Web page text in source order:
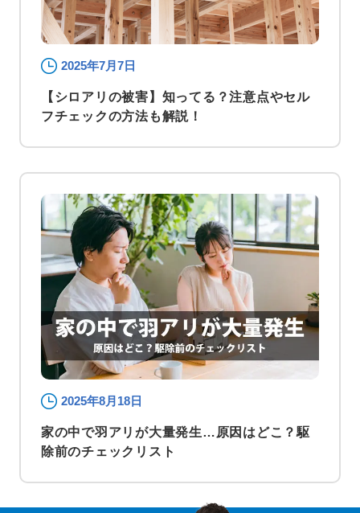
2025年7月7日
【シロアリの被害】知ってる？注意点やセル
フチェックの方法も解説！
2025年8月18日
家の中で羽アリが大量発生…原因はどこ？駆
除前のチェックリスト